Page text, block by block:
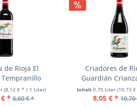
de Rioja El
(8,12 € * / 1 Liter)
* 6,60 € *
Criadores de
Guardián
Inhalt 0.75 Liter (10,73
8,05 € *